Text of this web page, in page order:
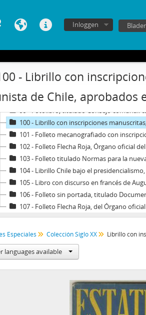
Inloggen Blader
- Librillo con
de Chile, aprobados
92 - Folleto con análisis de la situación sociopolítica del país,
94 - Libro titulado Sobre la construcción
95 - Revista Prensa Firme, edición sobre
96 - Libro Sobre la "Teología de
97 - Libro titulado La identidad de
98 - Libro titulado Por qué triunfará Frei
99 - Fotolibro, titulado Consejo comunal:
100 - Librillo con inscripciones manuscritas,
101 - Folleto mecanografiado con inscripciones manuscritas en
102 - Folleto Flecha Roja, Órgano oficial del
103 - Folleto titulado Normas para la
104 - Librillo Chile bajo el
105 - Libro con discurso en francés de Augusto Pinochet, con motivo de la conmemoración
106 - Folleto sin portada, titulado Documentos del XIII congreso del
107 - Folleto Flecha Roja, del Órgano oficial del
Especiales Colección Siglo XX
languages available